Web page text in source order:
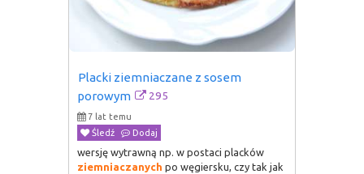
Placki ziemniaczane z sosem
porowym
295
7 lat temu
Śledź
Dodaj
wersję wytrawną np. w postaci placków
ziemniaczanych po węgiersku, czy tak jak